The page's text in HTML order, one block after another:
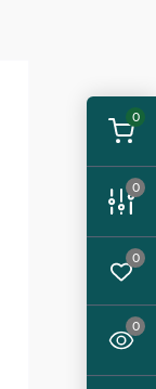
0
0
0
0